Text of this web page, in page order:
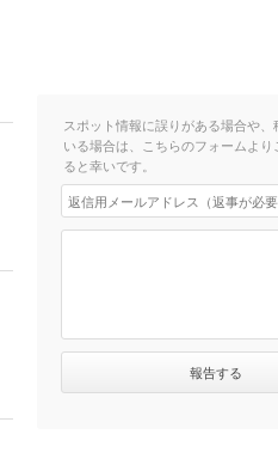
スポット情報に誤りがある場合や
いる場合は、こちらのフォームより
ると幸いです。